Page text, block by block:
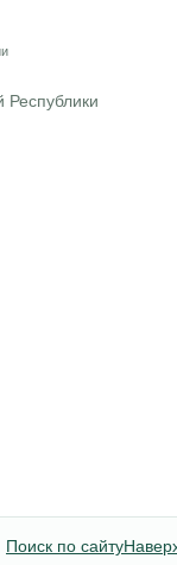
Республики
Поиск по сайту